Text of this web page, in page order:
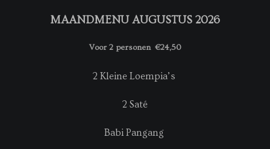
MAANDMENU AUGUSTUS 2026
Voor 2 personen €24,50
2 Kleine Loempia’s
2 Saté
Babi Pangang